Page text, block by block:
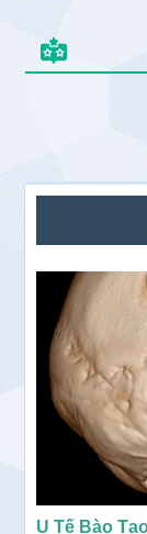
Sidebar
chính
U Tế Bào